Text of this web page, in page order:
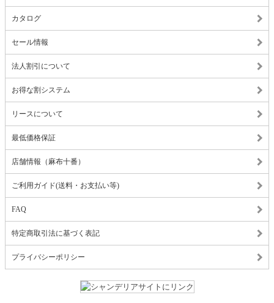
カタログ
セール情報
法人割引について
お得な割システム
リースについて
最低価格保証
店舗情報（麻布十番）
ご利用ガイド(送料・お支払い等)
FAQ
特定商取引法に基づく表記
プライバシーポリシー